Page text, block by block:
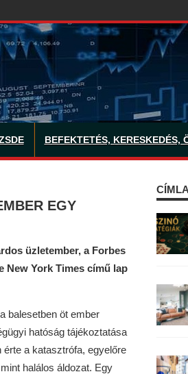
BEFEKTETÉS, KERESKEDÉS,
EGY
üzletember, a Forbes
New York Times című lap
balesetben öt ember
hatóság tájékoztatása
a katasztrófa, egyelőre
halálos áldozat. Egy